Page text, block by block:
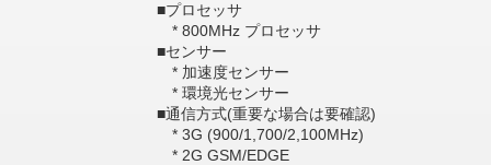
■プロセッサ
* 800MHz プロセッサ
■センサー
* 加速度センサー
* 環境光センサー
■通信方式(重要な場合は要確認)
* 3G (900/1,700/2,100MHz)
* 2G GSM/EDGE